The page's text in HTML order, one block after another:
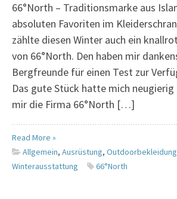
66°North – Traditionsmarke aus
absoluten Favoriten im
zählte diesen Winter auch ein
von 66°North. Den haben mir
Bergfreunde für einen Test zur
Das gute Stück hatte mich
mir die Firma 66°North […]
Read More »
Allgemein, Ausrüstung, Outdoorbekleidung
Winterausstattung
66°North